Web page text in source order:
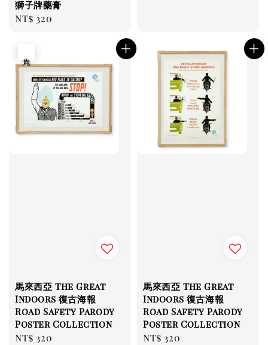
獅子牌藥膏
Regular
NT$ 320
馬來西亞 The Great
Indoors 復古海報
Road Safety Parody
Poster Collection
Regular
NT$ 320
馬來西亞 The Great
Indoors 復古海報
Road Safety Parody
Poster Collection
Regular
NT$ 320